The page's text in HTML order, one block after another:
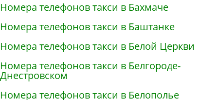
Номера телефонов такси в Бахмаче
Номера телефонов такси в Баштанке
Номера телефонов такси в Белой Церкви
Номера телефонов такси в Белгороде-
Днестровском
Номера телефонов такси в Белополье